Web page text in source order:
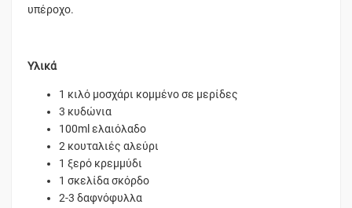
υπέροχο.
Υλικά
1 κιλό μοσχάρι κομμένο σε μερίδες
3 κυδώνια
100ml ελαιόλαδο
2 κουταλιές αλεύρι
1 ξερό κρεμμύδι
1 σκελίδα σκόρδο
2-3 δαφνόφυλλα